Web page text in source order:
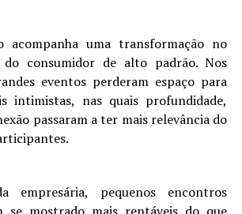
acompanha uma transformação no
do consumidor de alto padrão. Nos
eventos perderam espaço para
intimistas, nas quais profundidade,
passaram a ter mais relevância do
empresária, pequenos encontros